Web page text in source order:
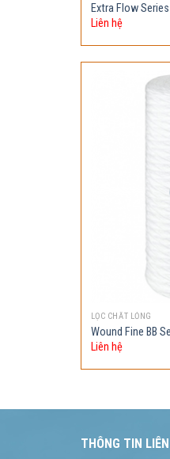
Extra Flow
Liên hệ
LỌC CHẤT LỎNG
Wound Fine BB
Liên hệ
THÔNG TIN